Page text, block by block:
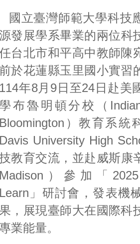
國立臺灣師範大學科技
發展學系畢業的兩位
台北市和平高中教師陳
於花蓮縣玉里國小實習
114年8月9日至24日赴美
布魯明頓分校（
Bloomington）教育系統
Davis University High
教育交流，並赴威斯康
Madison）參加「
Learn」研討會，發表機
，展現臺師大在國際科
業能量。